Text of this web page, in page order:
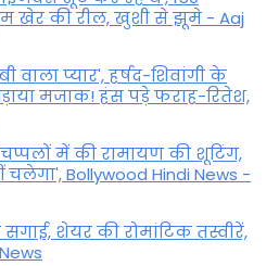
खेर की रील, खुशी से झूमे - Aaj
वाला प्यार', हर्षद-शिवांगी के
मजाक! हंस पड़े फराह-रितेश,
में की रामायण की शूटिंग,
Bollywood Hindi News -
शेयर की रोमांटिक तस्वीरें,